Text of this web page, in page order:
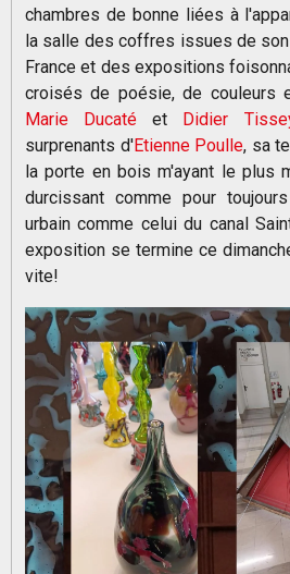
chambres de bonne liées à
la salle des coffres issues de
France et des expositions
croisés de poésie, de couleurs
Marie Ducaté et Didier
surprenants d'Etienne Poulle, sa
la porte en bois m'ayant le plus
durcissant comme pour
urbain comme celui du canal
exposition se termine ce
vite!